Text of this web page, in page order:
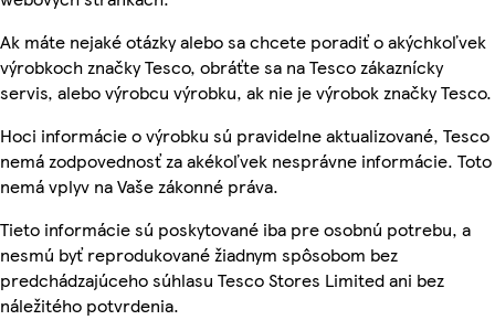
Ak máte nejaké otázky alebo sa chcete poradiť o akýchkoľvek
výrobkoch značky Tesco, obráťte sa na Tesco zákaznícky
servis, alebo výrobcu výrobku, ak nie je výrobok značky Tesco.
Hoci informácie o výrobku sú pravidelne aktualizované, Tesco
nemá zodpovednosť za akékoľvek nesprávne informácie. Toto
nemá vplyv na Vaše zákonné práva.
Tieto informácie sú poskytované iba pre osobnú potrebu, a
nesmú byť reprodukované žiadnym spôsobom bez
predchádzajúceho súhlasu Tesco Stores Limited ani bez
náležitého potvrdenia.